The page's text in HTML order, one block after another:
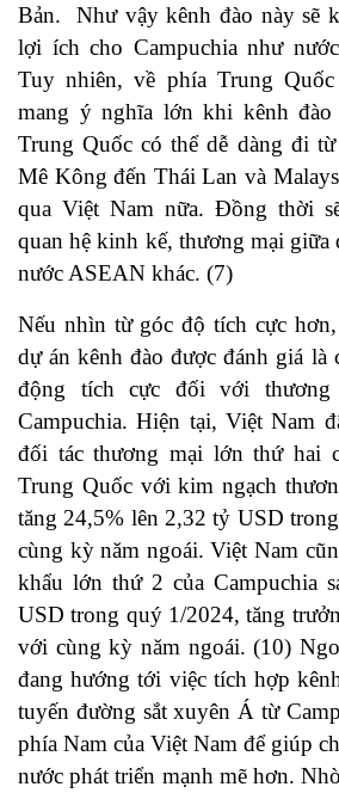
Bản. Như vậy kênh đào này sẽ
lợi ích cho Campuchia như
Tuy nhiên, về phía Trung
mang ý nghĩa lớn khi kênh
Trung Quốc có thể dễ dàng đi
Mê Kông đến Thái Lan và
qua Việt Nam nữa. Đồng thời
quan hệ kinh kế, thương mại giữa
nước ASEAN khác. (7)
Nếu nhìn từ góc độ tích cực
dự án kênh đào được đánh giá là
động tích cực đối với
Campuchia. Hiện tại, Việt Nam
đối tác thương mại lớn thứ hai
Trung Quốc với kim ngạch
tăng 24,5% lên 2,32 tỷ USD
cùng kỳ năm ngoái. Việt Nam
khẩu lớn thứ 2 của Campuchia
USD trong quý 1/2024, tăng
với cùng kỳ năm ngoái. (10)
đang hướng tới việc tích hợp
tuyến đường sắt xuyên Á từ
phía Nam của Việt Nam để giúp
nước phát triển mạnh mẽ hơn.